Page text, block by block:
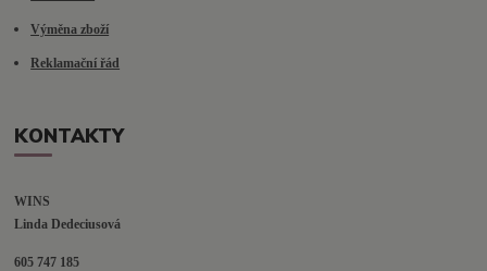
Výměna zboží
Reklamační řád
KONTAKTY
WINS
Linda Dedeciusová
605 747 185